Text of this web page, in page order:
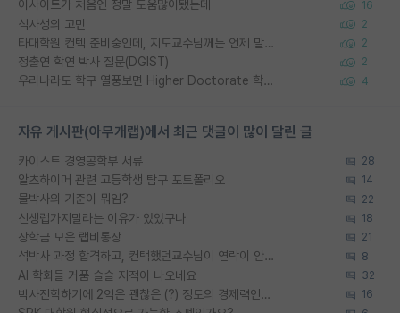
이사이트가 처음엔 정말 도움많이됐는데 16
석사생의 고민 2
타대학원 컨텍 준비중인데, 지도교수님께는 언제 말씀드려야 할까요? 2
정출연 학연 박사 질문(DGIST) 2
우리나라도 학구 열풍보면 Higher Doctorate 학위가 필요하다고 봅니다. 4
자유 게시판(아무개랩)에서 최근 댓글이 많이 달린 글
카이스트 경영공학부 서류 28
알츠하이머 관련 고등학생 탐구 포트폴리오 14
물박사의 기준이 뭐임? 22
신생랩가지말라는 이유가 있었구나 18
장학금 모은 랩비통장 21
석박사 과정 합격하고, 컨택했던교수님이 연락이 안됩니다... 8
AI 학회들 거품 슬슬 지적이 나오네요 32
박사진학하기에 2억은 괜찮은 (?) 정도의 경제력인가요 16